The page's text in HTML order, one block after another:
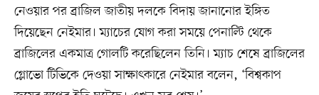
নেওয়ার পর ব্রাজিল জাতীয় দলকে বিদায় জানানোর ইঙ্গিত
দিয়েছেন নেইমার। ম্যাচের যোগ করা সময়ে পেনাল্টি থেকে
ব্রাজিলের একমাত্র গোলটি করেছিলেন তিনি। ম্যাচ শেষে ব্রাজিলের
গ্লোভো টিভিকে দেওয়া সাক্ষাৎকারে নেইমার বলেন, ‘বিশ্বকাপ